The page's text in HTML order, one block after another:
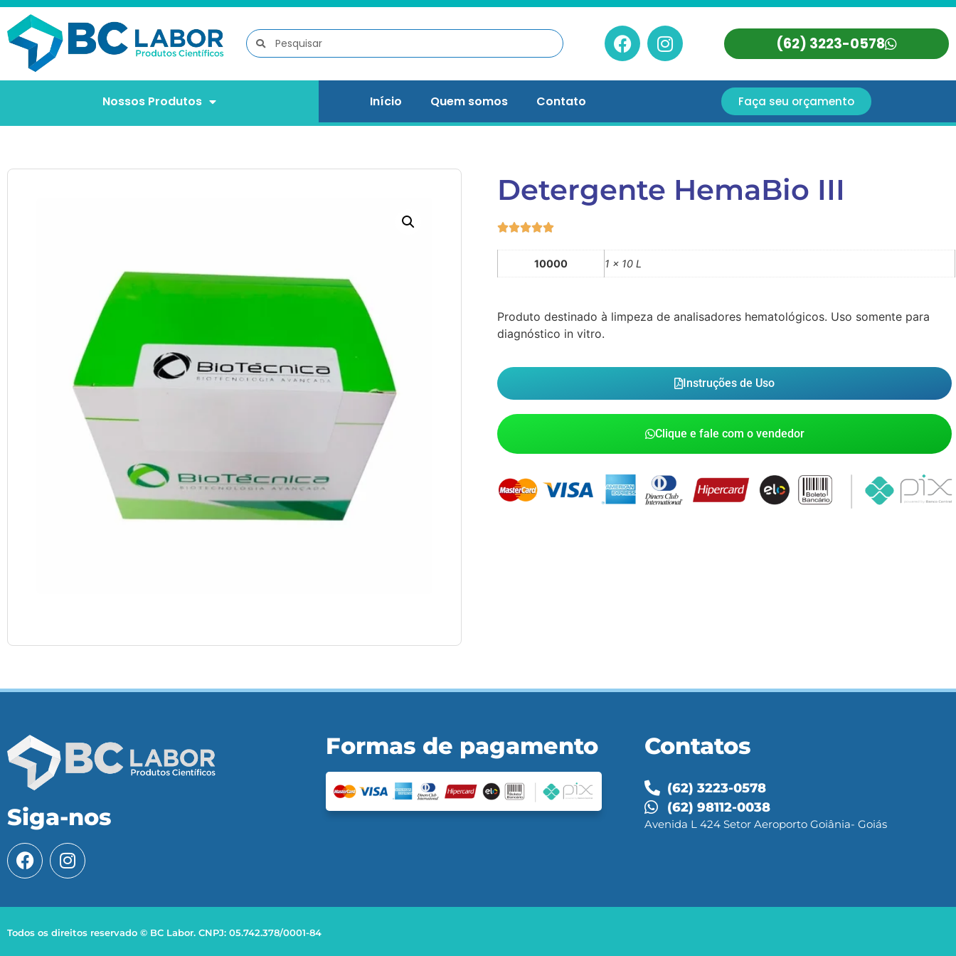
(62) 3223-0578
Nossos Produtos Início Quem somos Contato Faça seu orçamento
Detergente HemaBio III
10000 1 x 10 L
Produto destinado à limpeza de analisadores hematológicos. Uso somente para
diagnóstico in vitro.
Instruções de Uso
Clique e fale com o vendedor
Siga-nos
Formas de pagamento Contatos
(62) 3223-0578
(62) 98112-0038
Avenida L 424 Setor Aeroporto Goiânia- Goiás
Todos os direitos reservado © BC Labor. CNPJ: 05.742.378/0001-84